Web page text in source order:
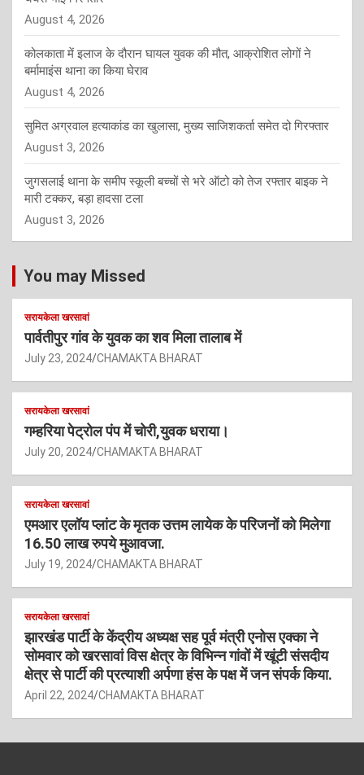
August 4, 2026
कोलकाता में इलाज के दौरान घायल युवक की मौत, आक्रोशित लोगों ने
बर्मामाइंस थाना का किया घेराव
August 4, 2026
सुमित अग्रवाल हत्याकांड का खुलासा, मुख्य साजिशकर्ता समेत दो गिरफ्तार
August 3, 2026
जुगसलाई थाना के समीप स्कूली बच्चों से भरे ऑटो को तेज रफ्तार बाइक ने
मारी टक्कर, बड़ा हादसा टला
August 3, 2026
You may Missed
सरायकेला खरसावां
पार्वतीपुर गांव के युवक का शव मिला तालाब में
July 23, 2024 CHAMAKTA BHARAT
सरायकेला खरसावां
गम्हरिया पेट्रोल पंप में चोरी,युवक धराया।
July 20, 2024 CHAMAKTA BHARAT
सरायकेला खरसावां
एमआर एलॉय प्लांट के मृतक उत्तम लायेक के परिजनों को मिलेगा
16.50 लाख रुपये मुआवजा.
July 19, 2024 CHAMAKTA BHARAT
सरायकेला खरसावां
झारखंड पार्टी के केंद्रीय अध्यक्ष सह पूर्व मंत्री एनोस एक्का ने
सोमवार को खरसावां विस क्षेत्र के विभिन्न गांवों में खूंटी संसदीय
क्षेत्र से पार्टी की प्रत्याशी अर्पणा हंस के पक्ष में जन संपर्क किया.
April 22, 2024 CHAMAKTA BHARAT